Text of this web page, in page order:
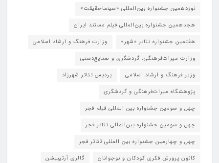
نوزدهمین جشنواره بین‌المللی «سینماحقیقت»
هجدهمین جشنواره بین‌المللی فیلم مستند ایران
هفتمین جشنواره تئاتر «شهر»
وزارت فرهنگ و ارشاد اسلامی
وزارت میراث‌فرهنگی، گردشگری و صنایع‌دستی
وزیر فرهنگ و ارشاد اسلامی
پردیس تئاتر شهرزاد
پژوهشگاه میراث‌فرهنگی و گردشگری
چهل و سومین جشنواره بین المللی فیلم فجر
چهل و سومین جشنواره بین‌المللی تئاتر فجر
چهل و چهارمین جشنواره بین المللی تئاتر فجر
کانون پرورش فکری کودکان و نوجوانان
گالری آرتیبیشن